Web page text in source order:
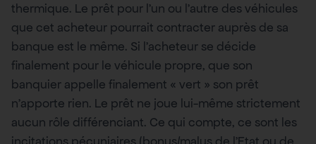
thermique. Le prêt pour l’un ou l’autre des véhicules
que cet acheteur pourrait contracter auprès de sa
banque est le même. Si l’acheteur se décide
finalement pour le véhicule propre, que son
banquier appelle finalement « vert » son prêt
n’apporte rien. Le prêt ne joue lui-même strictement
aucun rôle différenciant. Ce qui compte, ce sont les